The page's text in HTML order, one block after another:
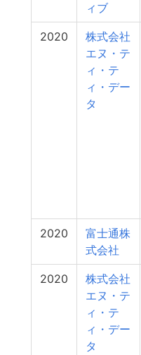
ィブ
2020
株式会社
エヌ・テ
ィ・テ
ィ・デー
タ
2020
富士通株
式会社
2020
株式会社
エヌ・テ
ィ・テ
ィ・デー
タ